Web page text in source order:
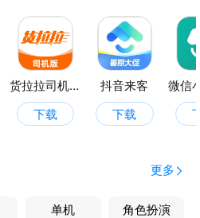
货拉拉司机版
下载
抖音来客
下载
更多
单机 角色扮演